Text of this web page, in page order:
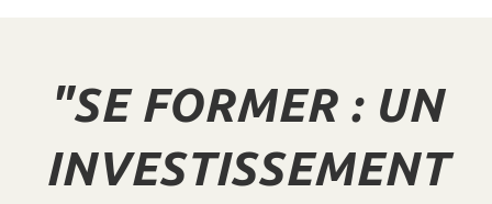
"SE FORMER : UN
INVESTISSEMENT